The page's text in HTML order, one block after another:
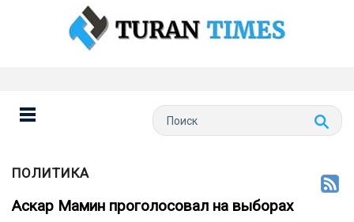
ПОЛИТИКА
Аскар Мамин проголосовал на выборах